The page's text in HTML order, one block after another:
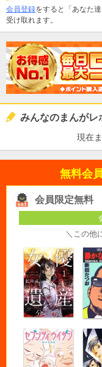
会員登録をすると「あなた
受け取れます。
みんなのまんがレ
現在
無料会
会員限定無料
＼この他